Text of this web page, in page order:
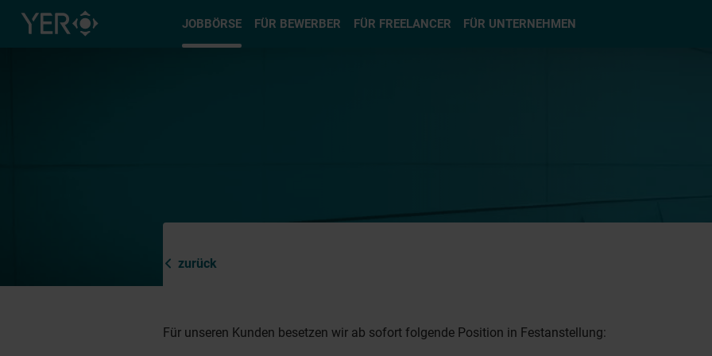
JOBBÖRSE FÜR BEWERBER FÜR FREELANCER FÜR UNTERNEHMEN
Typ auswählen
zurück
Für unseren Kunden besetzen wir ab sofort folgende Position in Festanstellung: